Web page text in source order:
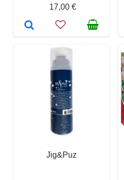
17,00 €
Jig&Puz